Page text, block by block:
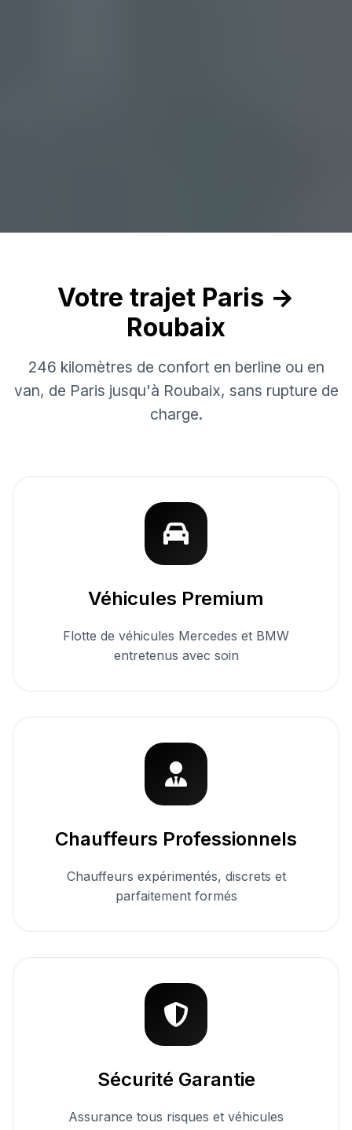
Votre trajet Paris →
Roubaix
246 kilomètres de confort en berline ou en
van, de Paris jusqu'à Roubaix, sans rupture de
charge.
Véhicules Premium
Flotte de véhicules Mercedes et BMW
entretenus avec soin
Chauffeurs Professionnels
Chauffeurs expérimentés, discrets et
parfaitement formés
Sécurité Garantie
Assurance tous risques et véhicules